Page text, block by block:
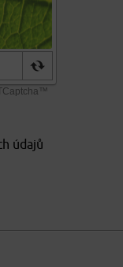
údajů